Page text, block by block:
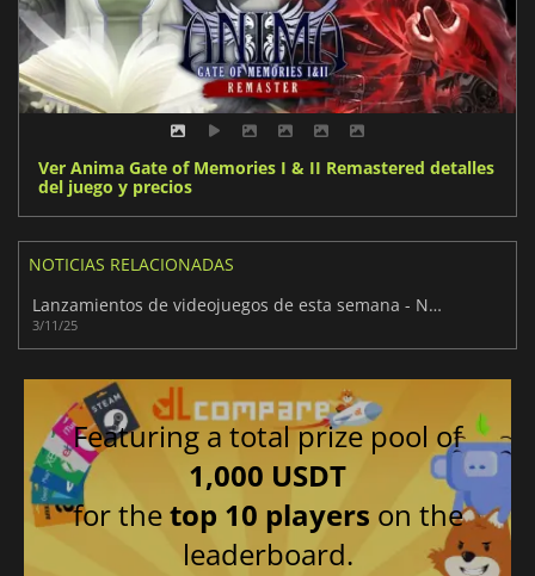
Ver Anima Gate of Memories I & II Remastered detalles
del juego y precios
NOTICIAS RELACIONADAS
Lanzamientos de videojuegos de esta semana - Noviembre 2025 (Semana 45)
3/11/25
Featuring a total prize pool of
1,000 USDT
for thetop 10 players on the
leaderboard.